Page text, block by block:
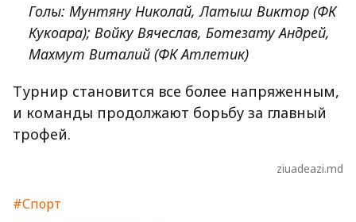
Голы: Мунтяну Николай, Латыш Виктор (ФК
Кукоара); Войку Вячеслав, Ботезату Андрей,
Махмут Виталий (ФК Атлетик)
Турнир становится все более напряженным,
и команды продолжают борьбу за главный
трофей.
ziuadeazi.md
#Спорт